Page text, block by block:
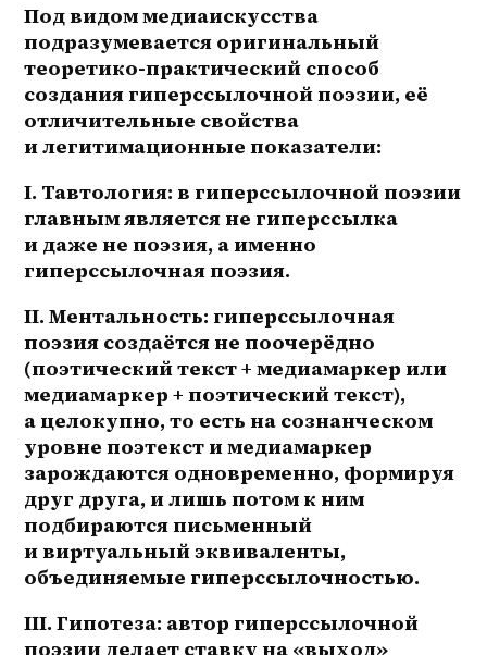
Под видом медиаискусства
подразумевается оригинальный
теоретико-практический способ
создания гиперссылочной поэзии, её
отличительные свойства
и легитимационные показатели:
I. Тавтология: в гиперссылочной поэзии
главным является не гиперссылка
и даже не поэзия, а именно
гиперссылочная поэзия.
II. Ментальность: гиперссылочная
поэзия создаётся не поочерёдно
(поэтический текст + медиамаркер или
медиамаркер + поэтический текст),
а целокупно, то есть на сознанческом
уровне поэтекст и медиамаркер
зарождаются одновременно, формируя
друг друга, и лишь потом к ним
подбираются письменный
и виртуальный эквиваленты,
объединяемые гиперссылочностью.
III. Гипотеза: автор гиперссылочной
поэзии делает ставку на «выход»